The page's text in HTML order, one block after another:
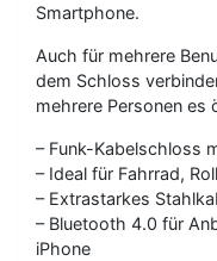
Smartphone.
Auch für mehrere
dem Schloss
mehrere Personen es
– Funk-Kabelschloss
– Ideal für Fahrrad,
– Extrastarkes
– Bluetooth 4.0 für
iPhone